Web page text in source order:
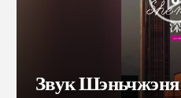
Звук Шэньчжэня